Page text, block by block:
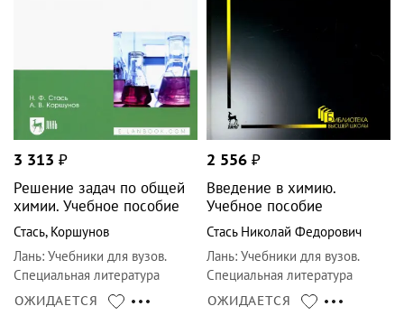
3 313 ₽
Решение задач по общей
химии. Учебное пособие
Стась, Коршунов
Лань: Учебники для вузов.
Специальная литература
ОЖИДАЕТСЯ
2 556 ₽
Введение в химию.
Учебное пособие
Стась Николай Федорович
Лань: Учебники для вузов.
Специальная литература
ОЖИДАЕТСЯ